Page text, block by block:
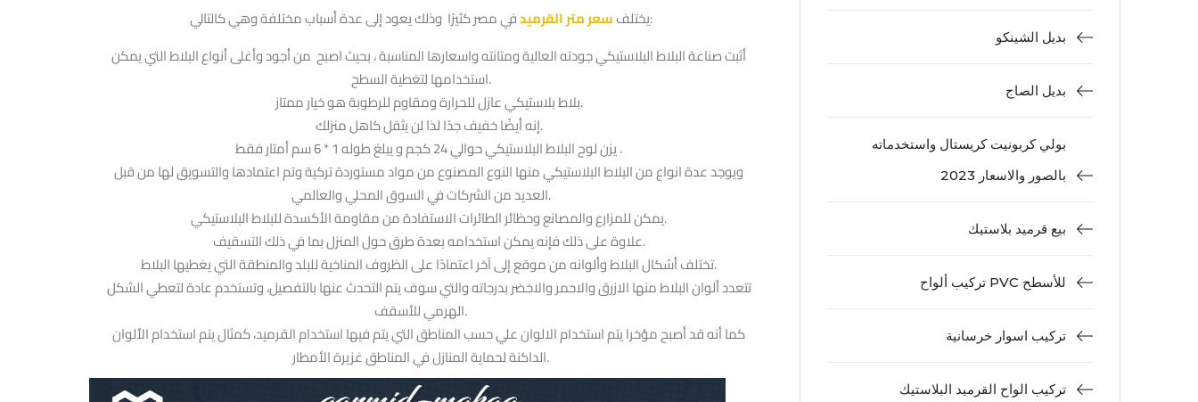
يختلفسعر متر القرميد
في مصر كثيرًا وذلك يعود إلى عدة أسباب مختلفة وهي كالتالي:
استخدامها لتغطية السطح.
بلاط بلاستيكي عازل للحرارة ومقاوم للرطوبة هو خيار ممتاز.
إنه أيضًا خفيف جدًا لذا لن يثقل كاهل منزلك.
يزن لوح البلاط البلاستيكي حوالي 24 كجم و يبلغ طوله 1 * 6 سم أمتار فقط .
العديد من الشركات في السوق المحلي والعالمي.
يمكن للمزارع والمصانع وحظائر الطائرات الاستفادة من مقاومة الأكسدة للبلاط البلاستيكي.
علاوة على ذلك فإنه يمكن استخدامه بعدة طرق حول المنزل بما في ذلك التسقيف.
تختلف أشكال البلاط وألوانه من موقع إلى آخر اعتمادًا على الظروف المناخية للبلد والمنطقة التي يغطيها البلاط.
الهرمي للأسقف.
الداكنة لحماية المنازل في المناطق غزيرة الأمطار.
بديل الشينكو
بديل الصاج
بولي كربونيت كريستال واستخدماته
بالصور والاسعار 2023
بيع قرميد بلاستيك
تركيب ألواح PVC للأسطح
تركيب اسوار خرسانية
تركيب الواح القرميد البلاستيك